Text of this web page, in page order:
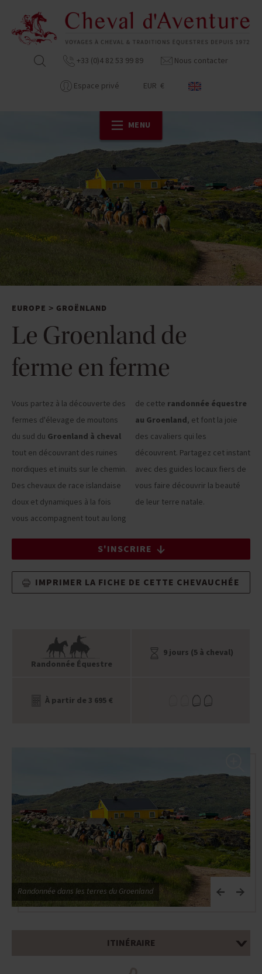
+33 (0)4 82 53 99 89 Nous contacter
Espace privé EUR €
MENU
EUROPE > GROËNLAND
Le Groenland de
ferme en ferme
Vous partez à la découverte des
fermes d'élevage de moutons
du sud du Groenland à cheval
tout en découvrant des ruines
nordiques et inuits sur le chemin.
Des chevaux de race islandaise
doux et dynamiques à la fois
vous accompagnent tout au long
de cette randonnée équestre
au Groenland, et font la joie
des cavaliers qui les
découvrent. Partagez cet instant
avec des guides locaux fiers de
vous faire découvrir la beauté
de leur terre natale.
S'INSCRIRE
IMPRIMER LA FICHE DE CETTE CHEVAUCHÉE
Randonnée Équestre
9 jours (5 à cheval)
À partir de 3 695 €
Randonnée dans les terres du Groenland
ITINÉRAIRE